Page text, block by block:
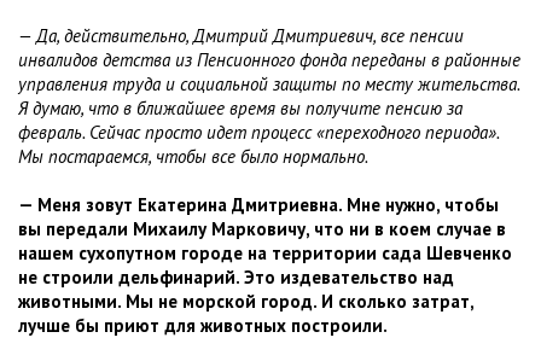
— Да, действительно, Дмитрий Дмитриевич, все пенсии
инвалидов детства из Пенсионного фонда переданы в районные
управления труда и социальной защиты по месту жительства.
Я думаю, что в ближайшее время вы получите пенсию за
февраль. Сейчас просто идет процесс «переходного периода».
Мы постараемся, чтобы все было нормально.
— Меня зовут Екатерина Дмитриевна. Мне нужно, чтобы
вы передали Михаилу Марковичу, что ни в коем случае в
нашем сухопутном городе на территории сада Шевченко
не строили дельфинарий. Это издевательство над
животными. Мы не морской город. И сколько затрат,
лучше бы приют для животных построили.